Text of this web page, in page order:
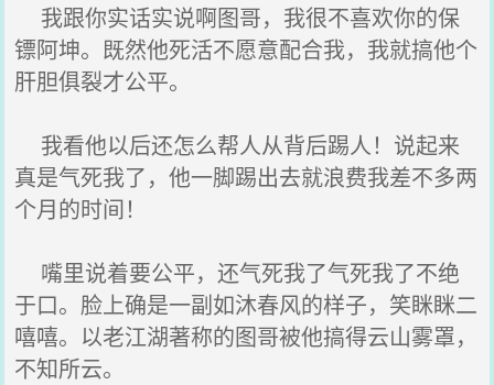
我跟你实话实说啊图哥，我很不喜欢你的保
镖阿坤。既然他死活不愿意配合我，我就搞他个
肝胆俱裂才公平。
我看他以后还怎么帮人从背后踢人！说起来
真是气死我了，他一脚踢出去就浪费我差不多两
个月的时间！
嘴里说着要公平，还气死我了气死我了不绝
于口。脸上确是一副如沐春风的样子，笑眯眯二
嘻嘻。以老江湖著称的图哥被他搞得云山雾罩，
不知所云。